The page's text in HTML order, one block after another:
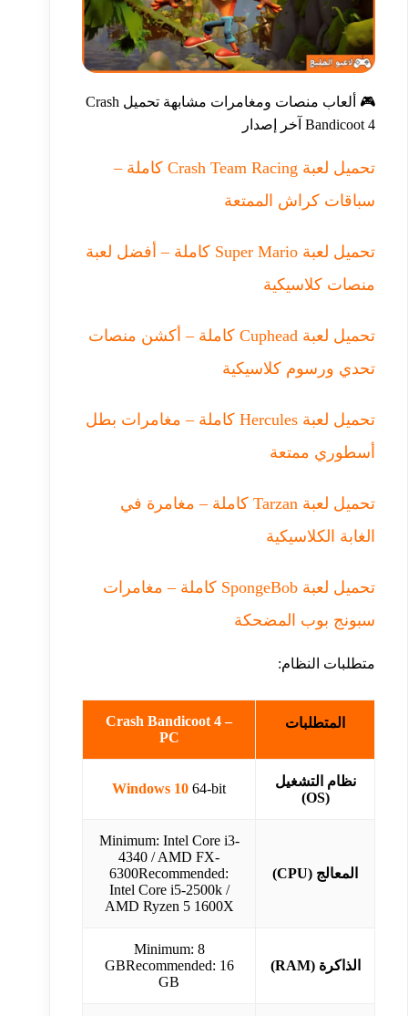
🎮 ألعاب منصات ومغامرات مشابهة تحميل Crash
Bandicoot 4 آخر إصدار
تحميل لعبة Crash Team Racing كاملة –
سباقات كراش الممتعة
تحميل لعبة Super Mario كاملة – أفضل لعبة
منصات كلاسيكية
تحميل لعبة Cuphead كاملة – أكشن منصات
تحدي ورسوم كلاسيكية
تحميل لعبة Hercules كاملة – مغامرات بطل
أسطوري ممتعة
تحميل لعبة Tarzan كاملة – مغامرة في
الغابة الكلاسيكية
تحميل لعبة SpongeBob كاملة – مغامرات
سبونج بوب المضحكة
متطلبات النظام:
المتطلبات
Crash Bandicoot 4 –
PC
نظام التشغيل
(OS)
Windows 10 64-bit
المعالج (CPU)
Minimum: Intel Core i3-
4340 / AMD FX-
6300Recommended:
Intel Core i5-2500k /
AMD Ryzen 5 1600X
الذاكرة (RAM)
Minimum: 8
GBRecommended: 16
GB